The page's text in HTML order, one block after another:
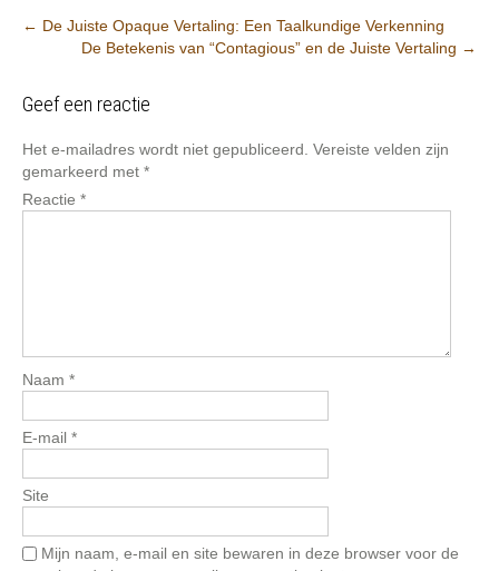
Berichtnavigatie
← De Juiste Opaque Vertaling: Een Taalkundige Verkenning
De Betekenis van “Contagious” en de Juiste Vertaling →
Geef een reactie
Het e-mailadres wordt niet gepubliceerd. Vereiste velden zijn
gemarkeerd met *
Reactie *
Naam *
E-mail *
Site
Mijn naam, e-mail en site bewaren in deze browser voor de